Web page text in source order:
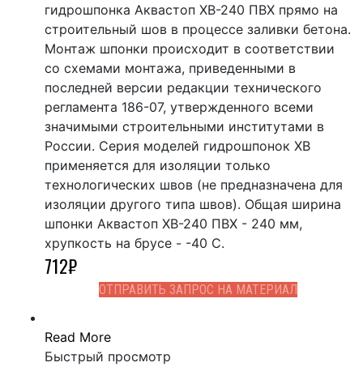
гидрошпонка Аквастоп ХВ-240 ПВХ прямо на
строительный шов в процессе заливки бетона.
Монтаж шпонки происходит в соответствии
со схемами монтажа, приведенными в
последней версии редакции технического
регламента 186-07, утвержденного всеми
значимыми строительными институтами в
России. Серия моделей гидрошпонок ХВ
применяется для изоляции только
технологических швов (не предназначена для
изоляции другого типа швов). Общая ширина
шпонки Аквастоп ХВ-240 ПВХ - 240 мм,
хрупкость на брусе - -40 С.
712₽
ОТПРАВИТЬ ЗАПРОС НА МАТЕРИАЛ
Read More
Быстрый просмотр